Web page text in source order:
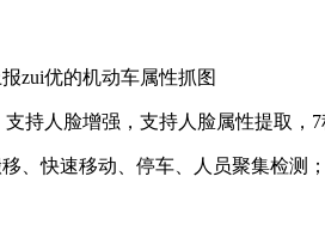
zui优的机动车属性抓图
人脸增强，支持人脸属性提取，7
快速移动、停车、人员聚集检测